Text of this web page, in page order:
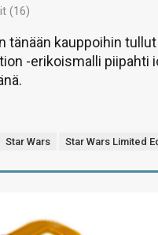
(16)
tänään kauppoihin
-erikoismalli piipahti
Star Wars Star Wars Limited